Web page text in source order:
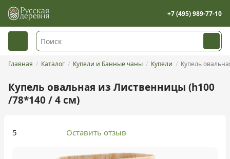
+7 (495) 989-77-10
Главная Каталог Купели и Банные чаны Купели Купель
Купель овальная из Лиственницы (h100
/78*140 / 4 см)
5 Оставить отзыв